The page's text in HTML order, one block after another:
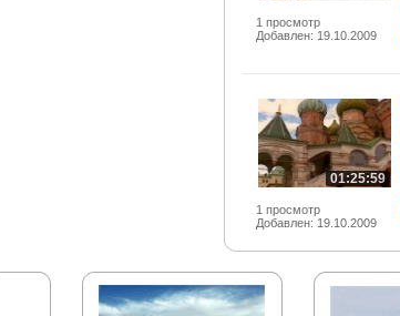
1 просмотр
Добавлен: 19.10.2009
01:25:59
1 просмотр
Добавлен: 19.10.2009